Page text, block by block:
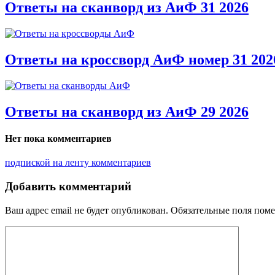
Ответы на сканворд из АиФ 31 2026
Ответы на кроссворд АиФ номер 31
Ответы на сканворд из АиФ 29 2026
Нет пока комментариев
подпиской на ленту комментариев
Добавить комментарий
Ваш адрес email не будет опубликован. Обязательные поля